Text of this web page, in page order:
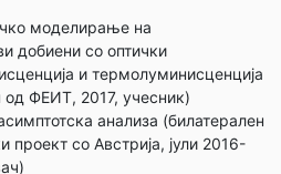
моделирање на
добиени со оптички
и термолуминисценција
од ФЕИТ, 2017, учесник)
анализа (билатерален
проект со Австрија, јули 2016-